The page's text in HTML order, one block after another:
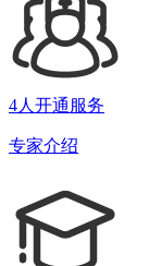
4人开通服务
专家介绍